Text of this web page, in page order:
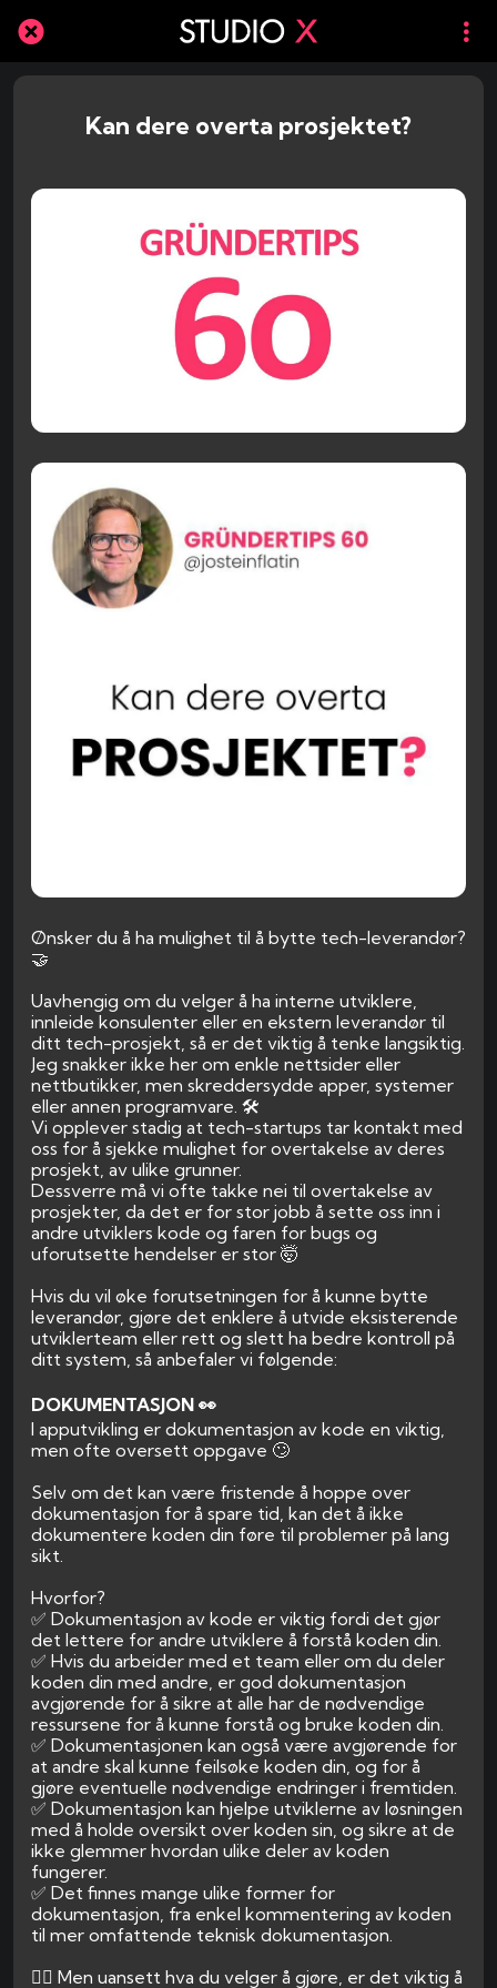
Kan dere overta prosjektet?
Ønsker du å ha mulighet til å bytte tech-leverandør?
🤝
Uavhengig om du velger å ha interne utviklere,
innleide konsulenter eller en ekstern leverandør til
ditt tech-prosjekt, så er det viktig å tenke langsiktig.
Jeg snakker ikke her om enkle nettsider eller
nettbutikker, men skreddersydde apper, systemer
eller annen programvare. 🛠️
Vi opplever stadig at tech-startups tar kontakt med
oss for å sjekke mulighet for overtakelse av deres
prosjekt, av ulike grunner.
Dessverre må vi ofte takke nei til overtakelse av
prosjekter, da det er for stor jobb å sette oss inn i
andre utviklers kode og faren for bugs og
uforutsette hendelser er stor 🤯
Hvis du vil øke forutsetningen for å kunne bytte
leverandør, gjøre det enklere å utvide eksisterende
utviklerteam eller rett og slett ha bedre kontroll på
ditt system, så anbefaler vi følgende:
DOKUMENTASJON 👀
I apputvikling er dokumentasjon av kode en viktig,
men ofte oversett oppgave 🙄
Selv om det kan være fristende å hoppe over
dokumentasjon for å spare tid, kan det å ikke
dokumentere koden din føre til problemer på lang
sikt.
Hvorfor?
✅ Dokumentasjon av kode er viktig fordi det gjør
det lettere for andre utviklere å forstå koden din.
✅ Hvis du arbeider med et team eller om du deler
koden din med andre, er god dokumentasjon
avgjørende for å sikre at alle har de nødvendige
ressursene for å kunne forstå og bruke koden din.
✅ Dokumentasjonen kan også være avgjørende for
at andre skal kunne feilsøke koden din, og for å
gjøre eventuelle nødvendige endringer i fremtiden.
✅ Dokumentasjon kan hjelpe utviklerne av løsningen
med å holde oversikt over koden sin, og sikre at de
ikke glemmer hvordan ulike deler av koden
fungerer.
✅ Det finnes mange ulike former for
dokumentasjon, fra enkel kommentering av koden
til mer omfattende teknisk dokumentasjon.
👉🏻 Men uansett hva du velger å gjøre, er det viktig å